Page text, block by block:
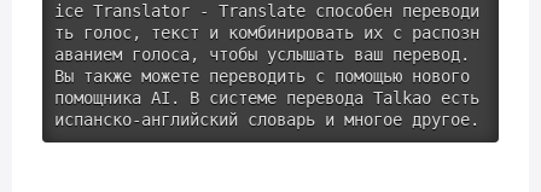
ice Translator - Translate способен переводи
ть голос, текст и комбинировать их с распозн
аванием голоса, чтобы услышать ваш перевод.
Вы также можете переводить с помощью нового
помощника AI. В системе перевода Talkao есть
испанско-английский словарь и многое другое.